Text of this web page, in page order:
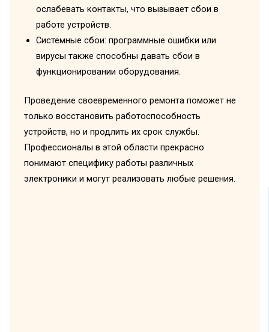
ослабевать контакты, что вызывает сбои в
работе устройств.
Системные сбои: программные ошибки или
вирусы также способны давать сбои в
функционировании оборудования.
Проведение своевременного ремонта поможет не
только восстановить работоспособность
устройств, но и продлить их срок службы.
Профессионалы в этой области прекрасно
понимают специфику работы различных
электроники и могут реализовать любые решения.